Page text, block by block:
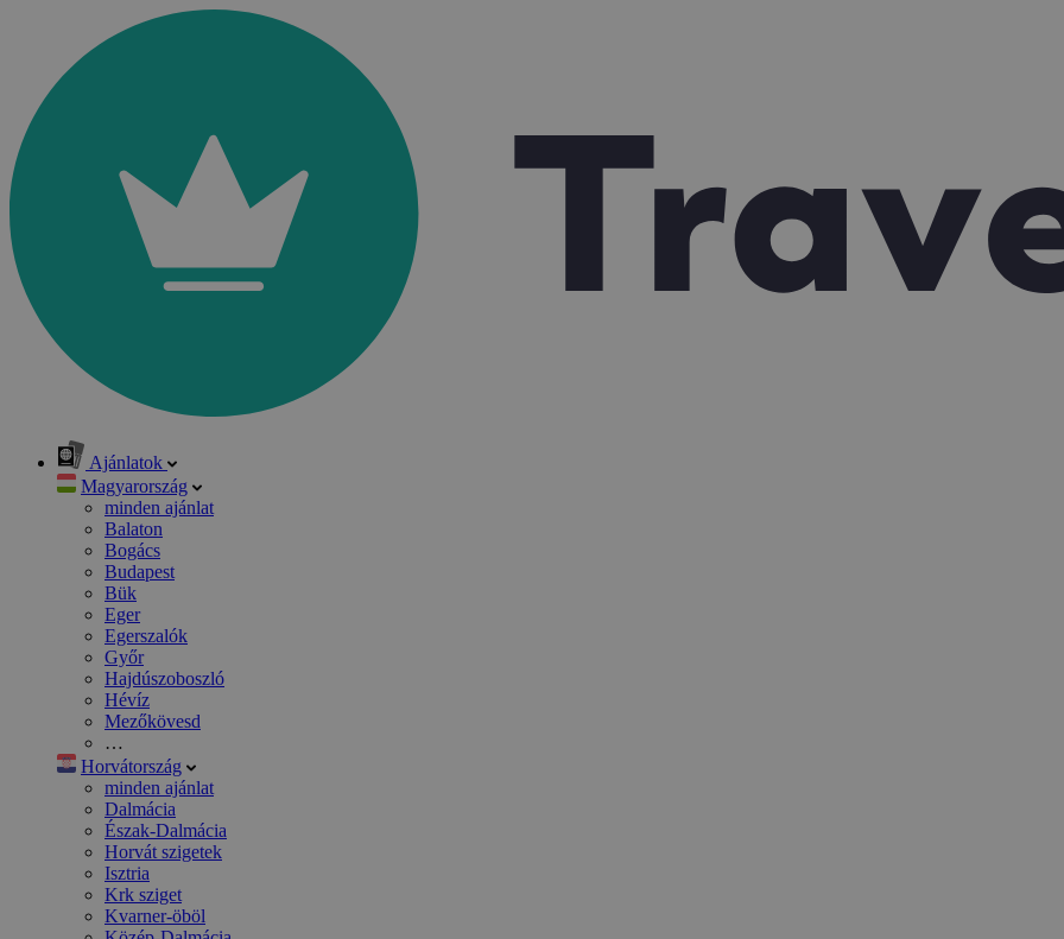
Ajánlatok
Magyarország
minden ajánlat
Balaton
Bogács
Budapest
Bük
Eger
Egerszalók
Győr
Hajdúszoboszló
Hévíz
Mezőkövesd
…
Horvátország
minden ajánlat
Dalmácia
Észak-Dalmácia
Horvát szigetek
Isztria
Krk sziget
Kvarner-öböl